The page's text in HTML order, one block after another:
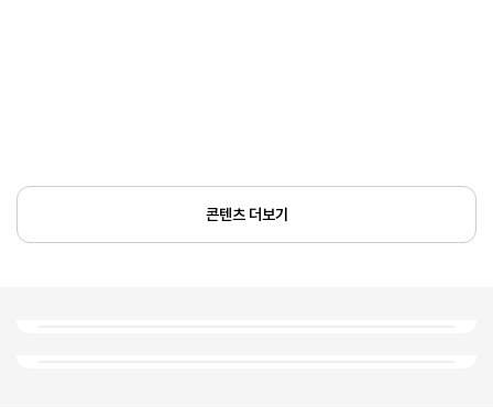
콘텐츠 더보기